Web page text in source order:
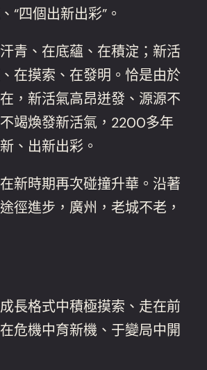
“四個出新出彩”。
青、在底蘊、在積淀；新活
在摸索、在發明。恰是由於
，新活氣高昂迸發、源源不
竭煥發新活氣，2200多年
、出新出彩。
新時期再次碰撞升華。沿著
徑進步，廣州，老城不老，
長格式中積極摸索、走在前
危機中育新機、于變局中開